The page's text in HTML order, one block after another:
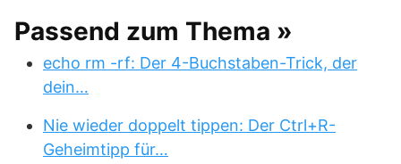
Passend zum Thema »
echo rm -rf: Der 4-Buchstaben-Trick, der
dein…
Nie wieder doppelt tippen: Der Ctrl+R-
Geheimtipp für…